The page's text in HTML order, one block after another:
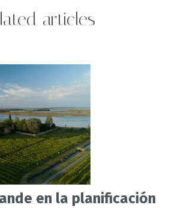
articles
en la planificación